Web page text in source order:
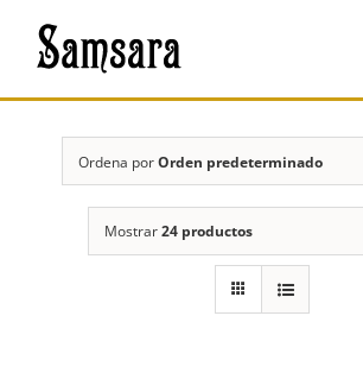
contenido
Ordena porOrden predeterminado
Mostrar24 productos